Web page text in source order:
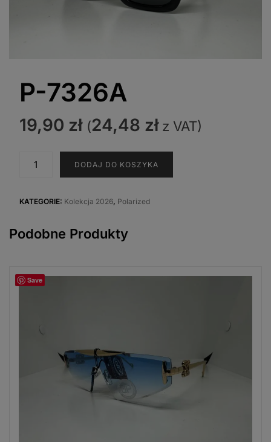
P-7326A
19,90 zł (24,48 złz VAT)
DODAJ DO KOSZYKA
KATEGORIE: Kolekcja 2026, Polarized
Podobne Produkty
Save